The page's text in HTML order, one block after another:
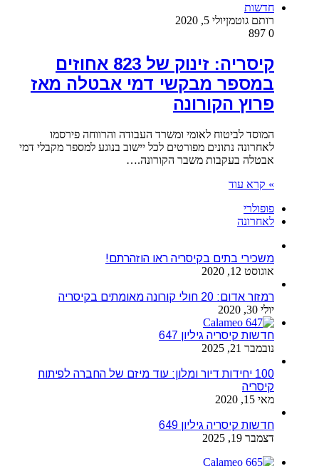
חדשות
רותם גוטמןיולי 5, 2020
0
קיסריה: זינוק של 823 אחוזים
במספר מבקשי דמי אבטלה מאז
פרוץ הקורונה
המוסד לביטוח לאומי ומשרד העבודה והרווחה פירסמו
לאחרונה נתונים מפורטים לכל יישוב בנוגע למספר מקבלי דמי
אבטלה בעקבות משבר הקורונה.…
» קרא עוד
פופולרי
לאחרונה
משכירי בתים בקיסריה ראו הוזהרתם!
אוגוסט 12, 2020
רמזור אדום: 20 חולי קורונה מאומתים בקיסריה
יולי 30, 2020
חדשות קיסריה גיליון 647
נובמבר 21, 2025
100 יחידות דיור ומלון: עוד מיזם של החברה לפיתוח
קיסריה
מאי 15, 2020
חדשות קיסריה גיליון 649
דצמבר 19, 2025